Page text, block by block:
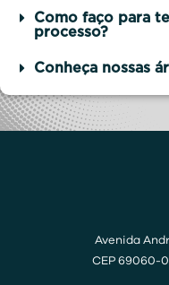
Como faço para
processo?
Conheça nossas
Avenida
CEP 69060-